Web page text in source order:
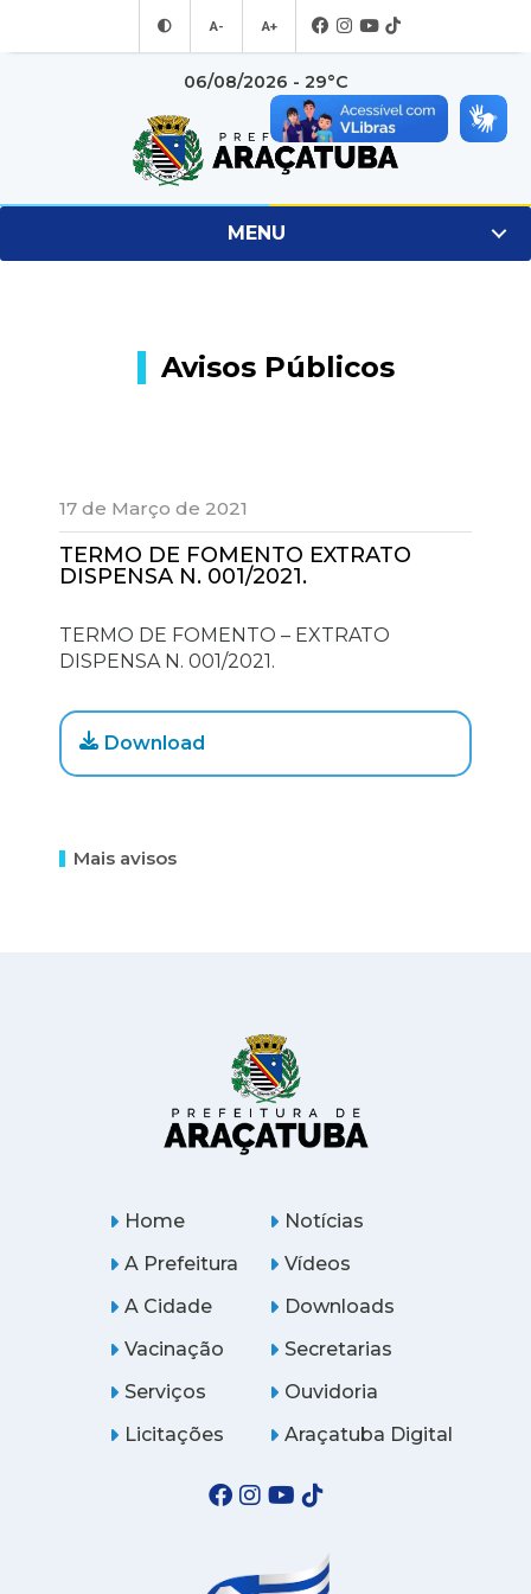
A- A+
06/08/2026 - 29°C
MENU
Avisos Públicos
17 de Março de 2021
TERMO DE FOMENTO EXTRATO
DISPENSA N. 001/2021.
TERMO DE FOMENTO – EXTRATO
DISPENSA N. 001/2021.
Download
Mais avisos
Home
A Prefeitura
A Cidade
Notícias
Vídeos
Downloads
Vacinação
Serviços
Licitações
Secretarias
Ouvidoria
Araçatuba Digital